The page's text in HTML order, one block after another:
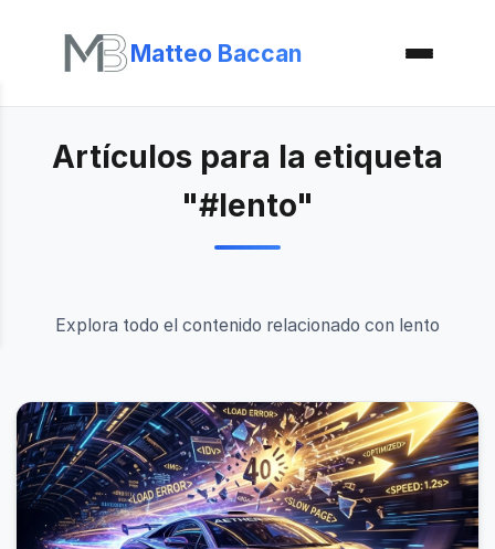
Matteo Baccan
Artículos para la etiqueta
"#lento"
Explora todo el contenido relacionado con lento